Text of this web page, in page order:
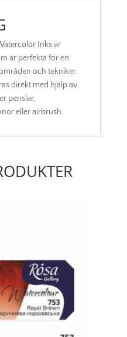
Inks är
är perfekta för en
och tekniker.
direkt med hjälp av
penslar,
eller airbrush.